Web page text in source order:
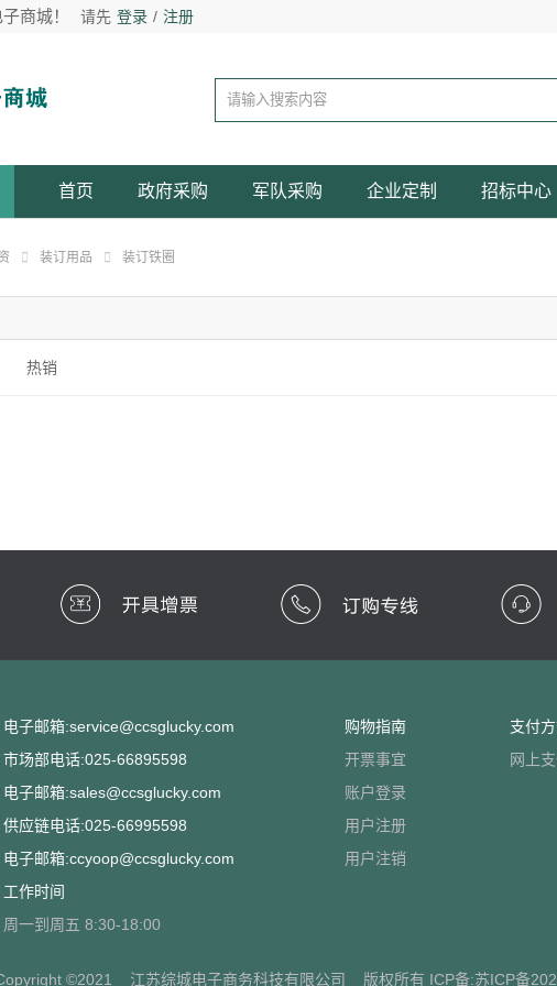
商城！ 请先 登录 / 注册
首页 政府采购 军队采购 企业定制 招标中心
装订用品 装订铁圈
热销
电子邮箱:service@ccsglucky.com
市场部电话:025-66895598
电子邮箱:sales@ccsglucky.com
供应链电话:025-66995598
电子邮箱:ccyoop@ccsglucky.com
工作时间
周一到周五 8:30-18:00
购物指南
开票事宜
账户登录
用户注册
用户注销
支付
网上
©2021 江苏综城电子商务科技有限公司 版权所有 ICP备:苏ICP备